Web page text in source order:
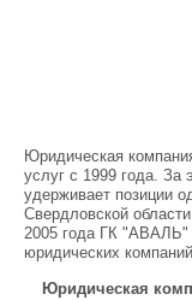
Юридическая
услуг с 1999 года. За
удерживает позиции
Свердловской
2005 года ГК "АВАЛЬ"
юридических
Юридическая